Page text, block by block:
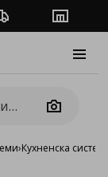
Проследяване на
Camera
›Кухненска